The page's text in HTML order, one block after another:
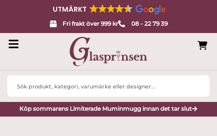
UTMÄRKT
Fri frakt över 999 kr 08 - 22 79 39
Search
Köp sommarens Limiterade Muminmugg innan det tar slut